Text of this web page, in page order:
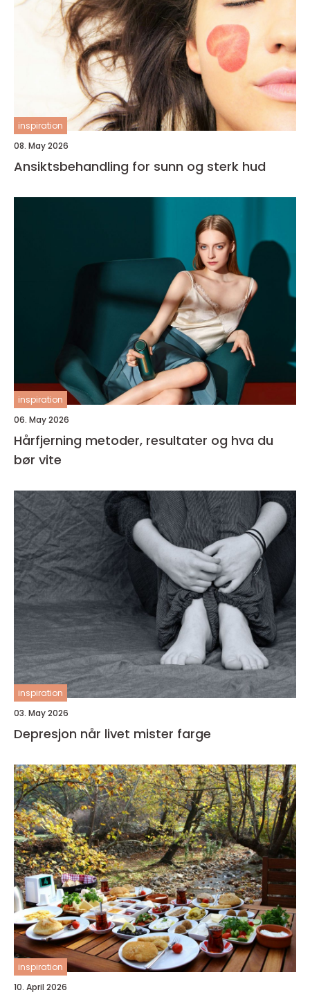
inspiration
08. May 2026
Ansiktsbehandling for sunn og sterk hud
inspiration
06. May 2026
Hårfjerning metoder, resultater og hva du
bør vite
inspiration
03. May 2026
Depresjon når livet mister farge
inspiration
10. April 2026